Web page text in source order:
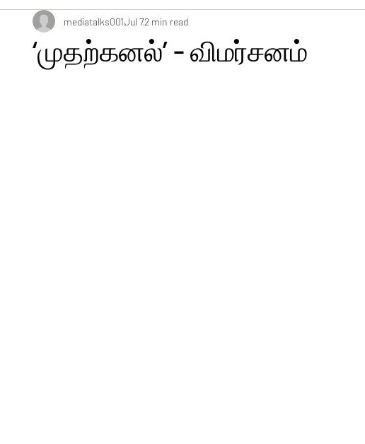
Gallery Actress Gallery
‘முதற்கனல்’ - விமர்சனம்
mediatalks001Jul 72 min read